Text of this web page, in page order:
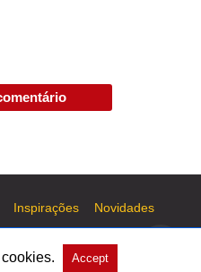
Inspirações Novidades
reservados Accept